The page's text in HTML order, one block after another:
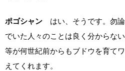
ポゴシャン はい、そうです。勿
でいた人々のことは良く分からな
等が何世紀前からもブドウを育て
えてくれます。